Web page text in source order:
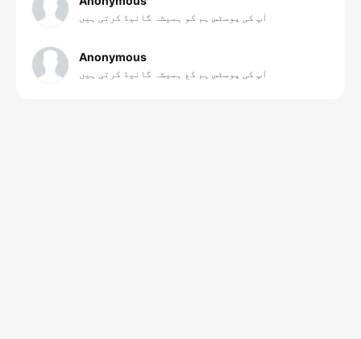
آپ کی پوسٹس ہم کو ہمیشہ گائیڈ کرتی ہیں
Anonymous
آپ کی پوسٹس ہم کع ہمیشہ گائیڈ کرتی ہیں